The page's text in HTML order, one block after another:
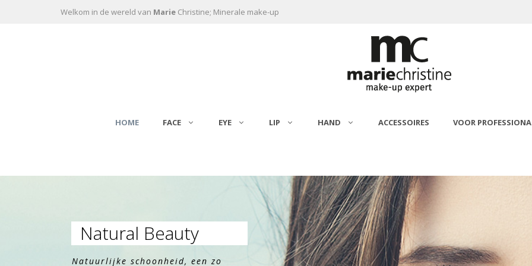
Ga naar de inhoud
Welkom in de wereld van Marie Christine; Minerale make-up
HOME FACE EYE LIP HAND ACCESSOIRES VOOR
Natural Beauty
Natuurlijke schoonheid, een zo